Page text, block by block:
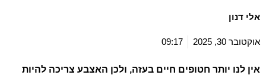
אלי דנון
אוקטובר 30, 2025 09:17
אין לנו יותר חטופים חיים בעזה, ולכן האצבע צריכה להיות